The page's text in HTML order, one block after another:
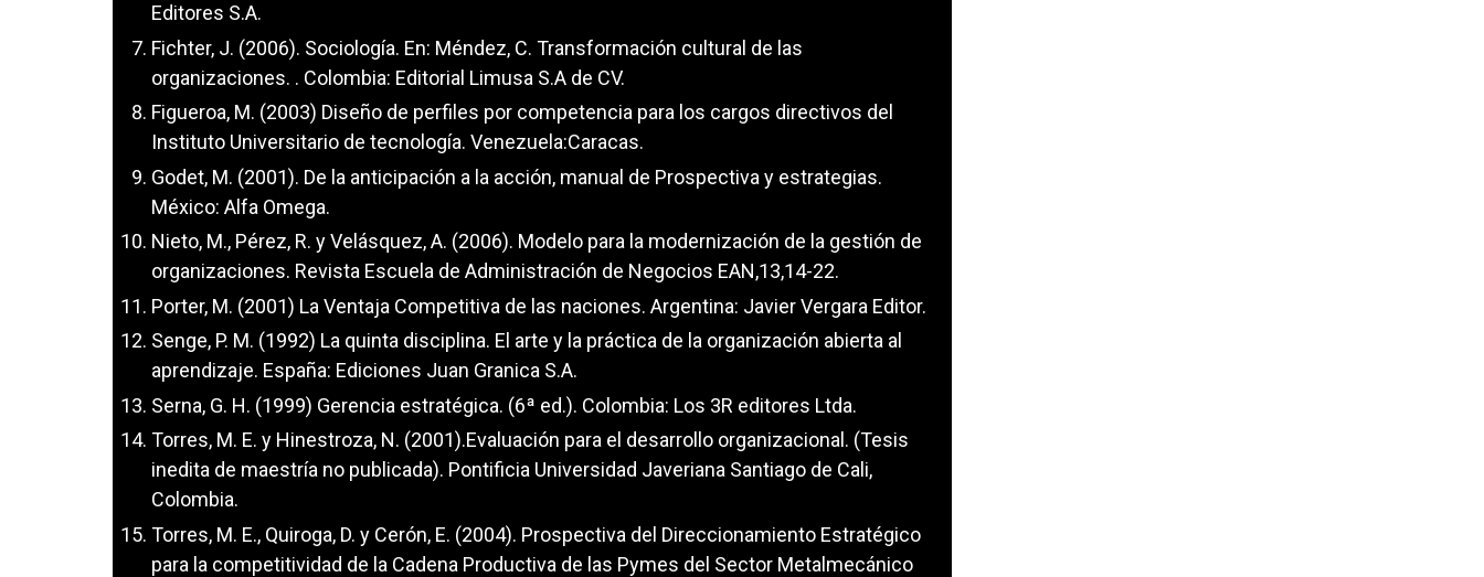
Editores S.A.
Fichter, J. (2006). Sociología. En: Méndez, C. Transformación cultural de las
organizaciones. . Colombia: Editorial Limusa S.A de CV.
Figueroa, M. (2003) Diseño de perfiles por competencia para los cargos directivos del
Instituto Universitario de tecnología. Venezuela:Caracas.
Godet, M. (2001). De la anticipación a la acción, manual de Prospectiva y estrategias.
México: Alfa Omega.
Nieto, M., Pérez, R. y Velásquez, A. (2006). Modelo para la modernización de la gestión de
organizaciones. Revista Escuela de Administración de Negocios EAN,13,14-22.
Porter, M. (2001) La Ventaja Competitiva de las naciones. Argentina: Javier Vergara Editor.
Senge, P. M. (1992) La quinta disciplina. El arte y la práctica de la organización abierta al
aprendizaje. España: Ediciones Juan Granica S.A.
Serna, G. H. (1999) Gerencia estratégica. (6ª ed.). Colombia: Los 3R editores Ltda.
Torres, M. E. y Hinestroza, N. (2001).Evaluación para el desarrollo organizacional. (Tesis
inedita de maestría no publicada). Pontificia Universidad Javeriana Santiago de Cali,
Colombia.
Torres, M. E., Quiroga, D. y Cerón, E. (2004). Prospectiva del Direccionamiento Estratégico
para la competitividad de la Cadena Productiva de las Pymes del Sector Metalmecánico